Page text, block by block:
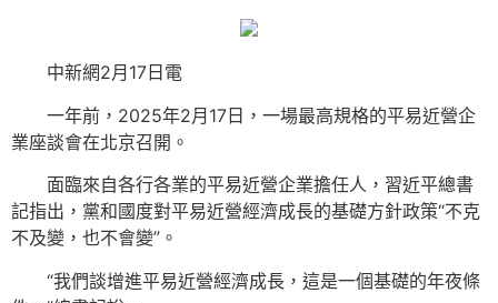
中新網2月17日電
一年前，2025年2月17日，一場最高規格的平易近營企
業座談會在北京召開。
面臨來自各行各業的平易近營企業擔任人，習近平總書
記指出，黨和國度對平易近營經濟成長的基礎方針政策“不克
不及變，也不會變”。
“我們談增進平易近營經濟成長，這是一個基礎的年夜條